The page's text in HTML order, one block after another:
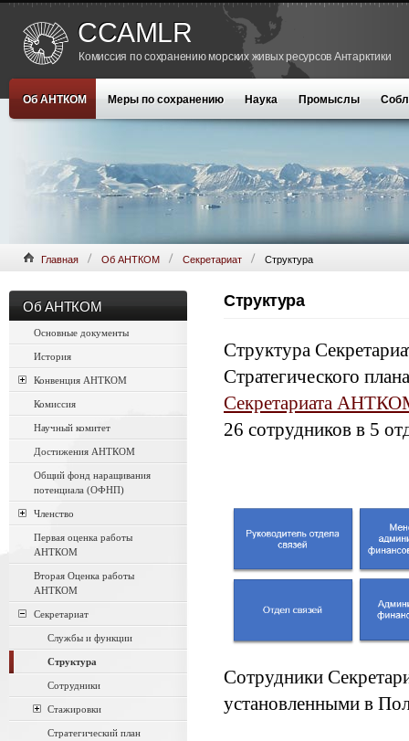
CCAMLR
Комиссия по сохранению морских живых ресурсов Антарктики
Об АНТКОМ Меры по сохранению Наука Промыслы
Главная Об АНТКОМ Секретариат Структура
Об АНТКОМ
Основные документы
История
Конвенция АНТКОМ
Комиссия
Научный комитет
Достижения АНТКОМ
Общий фонд наращивания
потенциала (ОФНП)
Членство
Первая оценка работы
АНТКОМ
Вторая Оценка работы
АНТКОМ
Секретариат
Службы и функции
Структура
Сотрудники
Стажировки
Стратегический план
Структура
Структура
Стратегического
Секретариата
26 сотрудников в 5
Сотрудники
установленными в